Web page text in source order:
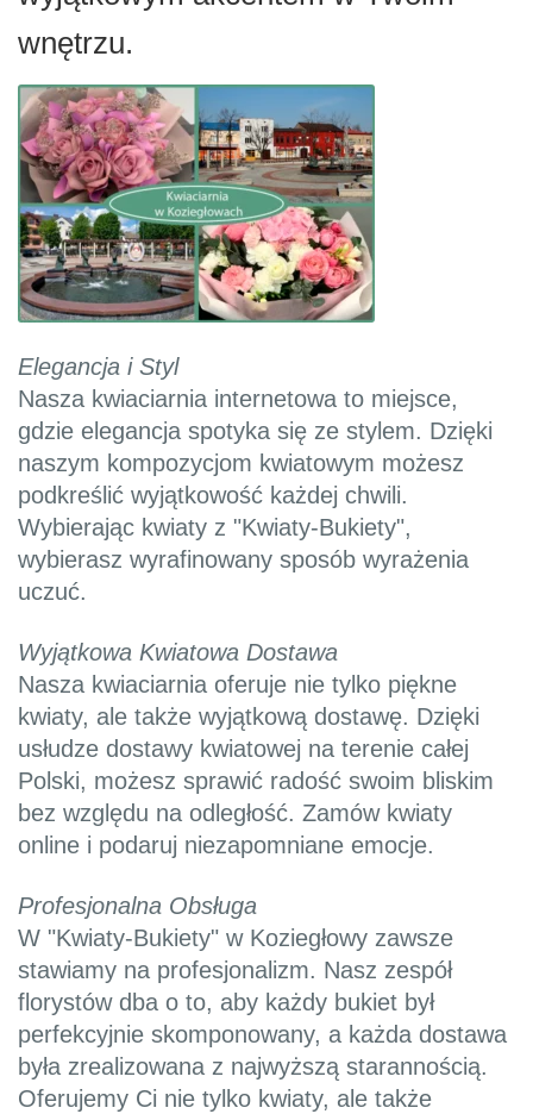
wnętrzu.
Elegancja i Styl
Nasza kwiaciarnia internetowa to miejsce,
gdzie elegancja spotyka się ze stylem. Dzięki
naszym kompozycjom kwiatowym możesz
podkreślić wyjątkowość każdej chwili.
Wybierając kwiaty z "Kwiaty-Bukiety",
wybierasz wyrafinowany sposób wyrażenia
uczuć.
Wyjątkowa Kwiatowa Dostawa
Nasza kwiaciarnia oferuje nie tylko piękne
kwiaty, ale także wyjątkową dostawę. Dzięki
usłudze dostawy kwiatowej na terenie całej
Polski, możesz sprawić radość swoim bliskim
bez względu na odległość. Zamów kwiaty
online i podaruj niezapomniane emocje.
Profesjonalna Obsługa
W "Kwiaty-Bukiety" w Koziegłowy zawsze
stawiamy na profesjonalizm. Nasz zespół
florystów dba o to, aby każdy bukiet był
perfekcyjnie skomponowany, a każda dostawa
była zrealizowana z najwyższą starannością.
Oferujemy Ci nie tylko kwiaty, ale także